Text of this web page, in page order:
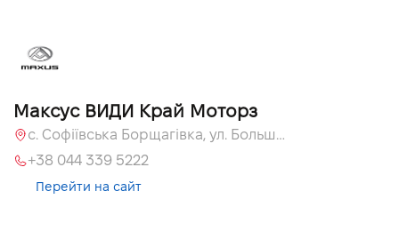
Максус ВИДИ Край Моторз
с. Софіївська Борщагівка, ул. Большая Кольцевая, 60а
+38 044 339 5222
Перейти на сайт